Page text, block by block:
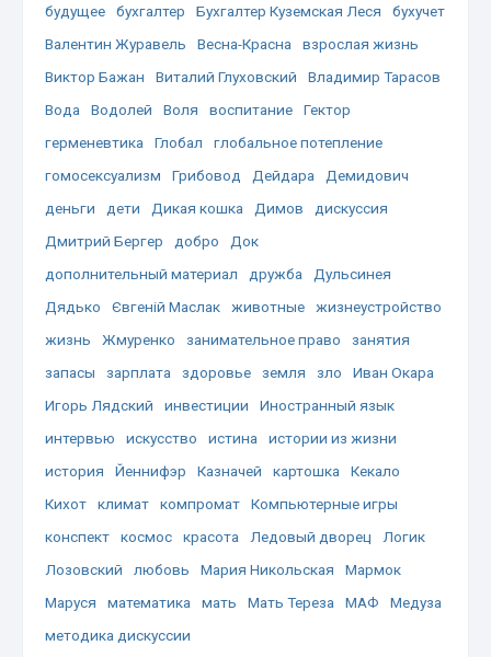
будущее
бухгалтер Бухгалтер Куземская Леся
бухучет
Валентин Журавель
Весна-Красна
взрослая жизнь
Виктор Бажан
Виталий Глуховский
Владимир Тарасов
Вода
Водолей Воля воспитание
Гектор
герменевтика
Глобал
глобальное потепление
гомосексуализм
Грибовод Дейдара
Демидович
деньги
дети Дикая кошка Димов
дискуссия
Дмитрий Бергер
добро
Док
дополнительный материал
дружба
Дульсинея
Дядько
Євгеній Маслак животные
жизнеустройство
жизнь
Жмуренко занимательное право
занятия
запасы
зарплата здоровье земля зло
Иван Окара
Игорь Лядский
инвестиции
Иностранный язык
интервью
искусство истина
истории из жизни
история
Йеннифэр Казначей картошка
Кекало
Кихот
климат компромат
Компьютерные игры
конспект
космос красота Ледовый дворец
Логик
Лозовский
любовь Мария Никольская
Мармок
Маруся
математика мать Мать Тереза МАФ
Медуза
методика дискуссии